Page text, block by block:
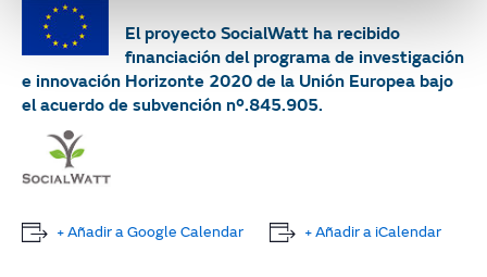
El proyecto SocialWatt ha recibido
financiación del programa de investigación
e innovación Horizonte 2020 de la Unión Europea bajo
el acuerdo de subvención nº.845.905.
+ Añadir a Google Calendar + Añadir a iCalendar